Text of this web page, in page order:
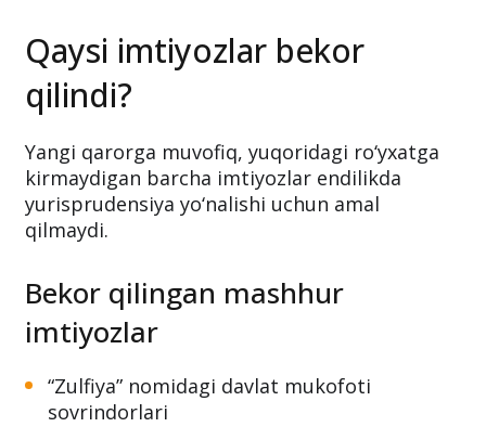
Qaysi imtiyozlar bekor
qilindi?
Yangi qarorga muvofiq, yuqoridagi ro‘yxatga
kirmaydigan barcha imtiyozlar endilikda
yurisprudensiya yo‘nalishi uchun amal
qilmaydi.
Bekor qilingan mashhur
imtiyozlar
“Zulfiya” nomidagi davlat mukofoti
sovrindorlari